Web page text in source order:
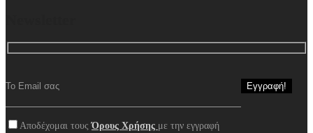
Αποδέχομαι τουςΌρους Χρήσης με την εγγραφή